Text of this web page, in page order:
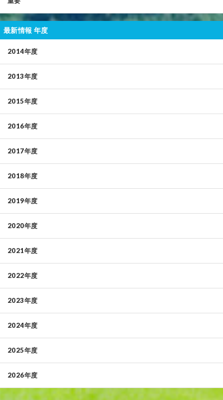
最新情報 年度
2014年度
2013年度
2015年度
2016年度
2017年度
2018年度
2019年度
2020年度
2021年度
2022年度
2023年度
2024年度
2025年度
2026年度